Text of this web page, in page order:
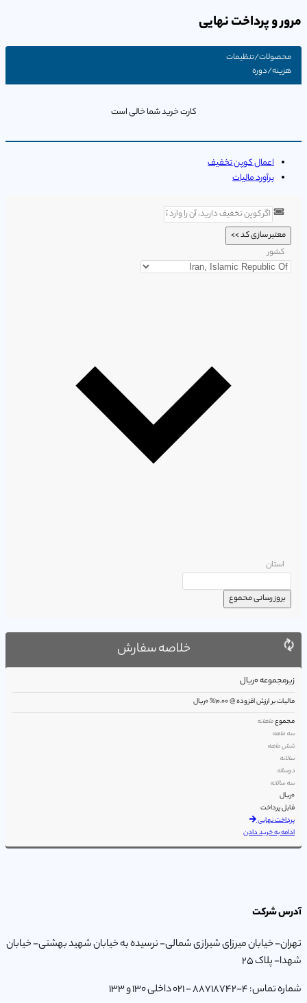
مرور و پرداخت نهایی
محصولات/تنظیمات
هزینه/دوره
کارت خرید شما خالی است
اعمال کوپن تخفیف
برآورد مالیات
معتبر سازی کد >>
کشور
استان
بروز رسانی محموع
خلاصه سفارش
زیرمجموعه0ریال
مالیات بر ارزش افزوده @ 10.00%
0ریال
مجموعماهانه
سه ماهه
شش ماهه
سالانه
دوساله
سه سالانه
0ریال
قابل پرداخت
پرداخت نهایی
ادامه به خرید دادن
آدرس شرکت
تهران- خیابان میرزای شیرازی شمالی- نرسیده به خیابان شهید بهشتی- خیابان
شهدا- پلاک 25
شماره تماس: 4-88718742 - 021 داخلی 130 و 133